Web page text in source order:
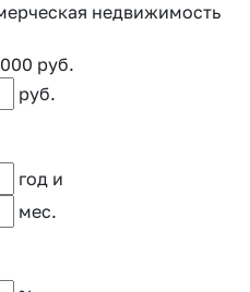
недвижимость
руб.
руб.
год и
мес.